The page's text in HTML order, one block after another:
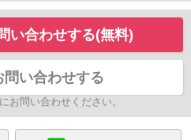
い合わせする(無料)
問い合わせする
お問い合わせください。